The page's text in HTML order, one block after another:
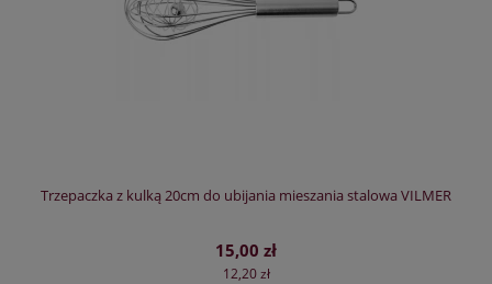
Trzepaczka z kulką 20cm do ubijania mieszania stalowa VILMER
15,00 zł
12,20 zł